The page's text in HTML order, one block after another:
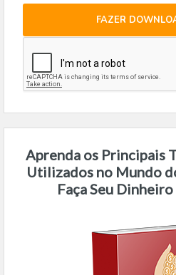
FAZER
Aprenda os Principais
Utilizados no Mundo
Faça Seu